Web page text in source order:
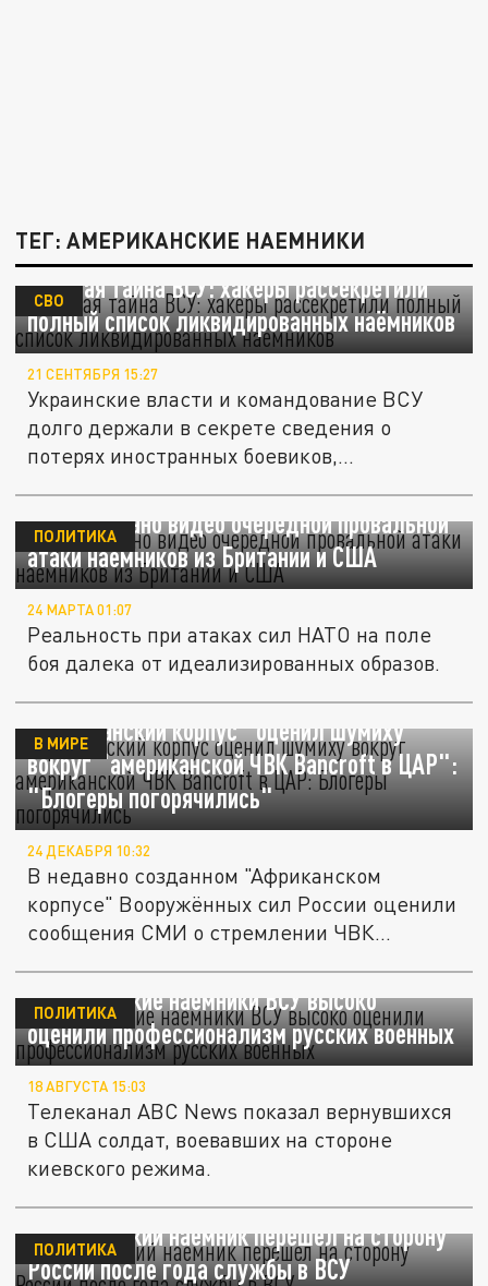
ТЕГ: АМЕРИКАНСКИЕ НАЕМНИКИ
Главная тайна ВСУ: хакеры рассекретили
полный список ликвидированных наёмников
СВО
21 СЕНТЯБРЯ 15:27
Украинские власти и командование ВСУ
долго держали в секрете сведения о
потерях иностранных боевиков,...
Опубликовано видео очередной провальной
атаки наемников из Британии и США
ПОЛИТИКА
24 МАРТА 01:07
Реальность при атаках сил НАТО на поле
боя далека от идеализированных образов.
"Африканский корпус" оценил шумиху
вокруг "американской ЧВК Bancroft в ЦАР":
"Блогеры погорячились"
В МИРЕ
24 ДЕКАБРЯ 10:32
В недавно созданном "Африканском
корпусе" Вооружённых сил России оценили
сообщения СМИ о стремлении ЧВК...
Американские наемники ВСУ высоко
оценили профессионализм русских военных
ПОЛИТИКА
18 АВГУСТА 15:03
Телеканал ABC News показал вернувшихся
в США солдат, воевавших на стороне
киевского режима.
Американский наемник перешел на сторону
России после года службы в ВСУ
ПОЛИТИКА